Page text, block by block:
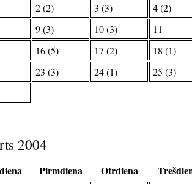
2 (2) 3 (3)
4 (2)
9 (3) 10 (3)
11
16 (5) 17 (2)
18 (1)
23 (3) 24 (1)
25 (3)
2004
Pirmdiena Otrdiena